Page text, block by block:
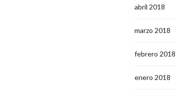
abril 2018
marzo 2018
febrero 2018
enero 2018